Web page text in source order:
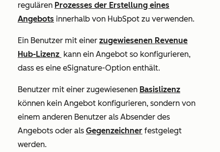
regulären Prozesses der Erstellung eines
Angebots innerhalb von HubSpot zu verwenden.
Ein Benutzer mit einer zugewiesenen Revenue
Hub-Lizenz kann ein Angebot so konfigurieren,
dass es eine eSignature-Option enthält.
Benutzer mit einer zugewiesenen Basislizenz
können kein Angebot konfigurieren, sondern von
einem anderen Benutzer als Absender des
Angebots oder als Gegenzeichner festgelegt
werden.